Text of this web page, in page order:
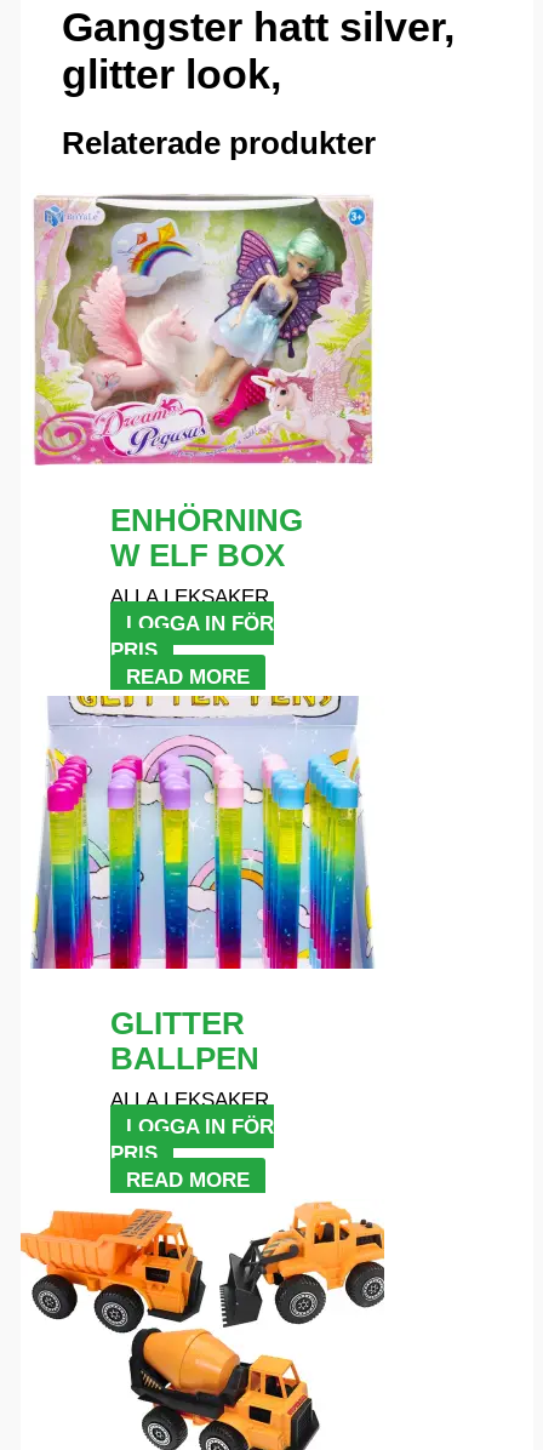
Gangster hatt silver,
glitter look,
Relaterade produkter
ENHÖRNING
W ELF BOX
ALLA LEKSAKER
LOGGA IN FÖR
PRIS
READ MORE
GLITTER
BALLPEN
ALLA LEKSAKER
LOGGA IN FÖR
PRIS
READ MORE